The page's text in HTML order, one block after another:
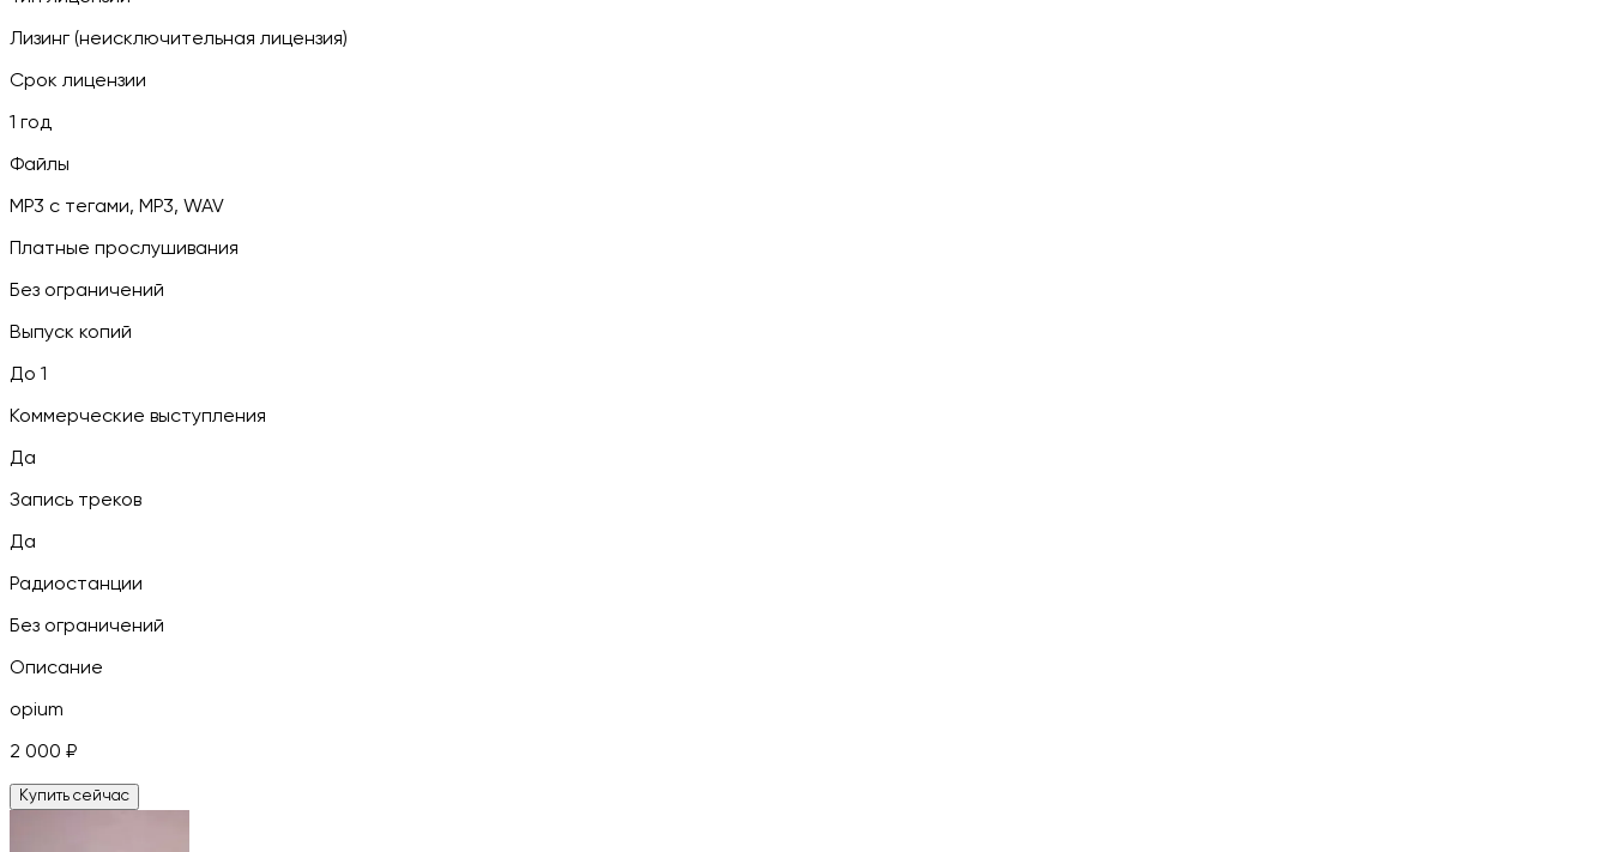
Лизинг (неисключительная лицензия)
Срок лицензии
1 год
Файлы
MP3 c тегами, MP3, WAV
Платные прослушивания
Без ограничений
Выпуск копий
До 1
Коммерческие выступления
Да
Запись треков
Да
Радиостанции
Без ограничений
Описание
opium
2 000 ₽
Купить сейчас